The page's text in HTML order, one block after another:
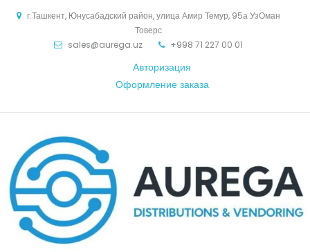
г.Ташкент, Юнусабадский район, улица Амир Темур, 95а УзОман
Товерс
sales@aurega.uz
+998 71 227 00 01
Авторизация
Оформление заказа